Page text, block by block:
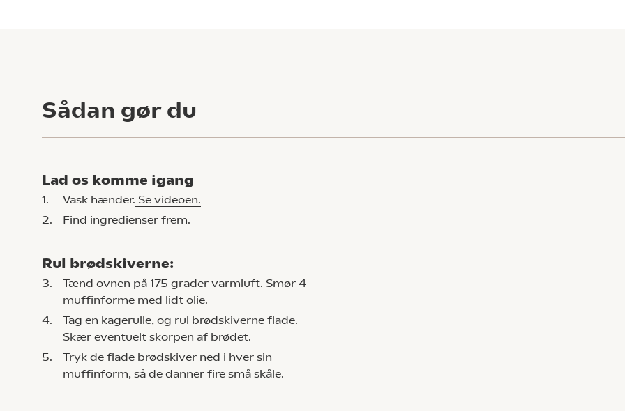
Sådan gør du
Lad os komme igang
1. Vask hænder. Se videoen.
2.
Find ingredienser frem.
Rul brødskiverne:
3.
Tænd ovnen på 175 grader varmluft. Smør 4
muffinforme med lidt olie.
4.
Tag en kagerulle, og rul brødskiverne flade.
Skær eventuelt skorpen af brødet.
5.
Tryk de flade brødskiver ned i hver sin
muffinform, så de danner fire små skåle.